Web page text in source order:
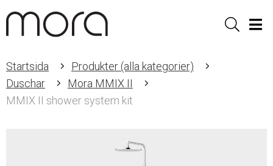
Sök
Startsida
Produkter (alla kategorier)
Duschar
Mora MMIX II
MMIX II shower system kit